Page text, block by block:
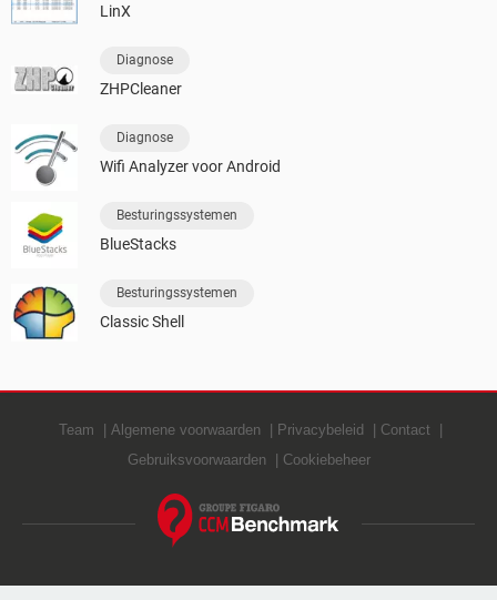
LinX
Diagnose
ZHPCleaner
Diagnose
Wifi Analyzer voor Android
Besturingssystemen
BlueStacks
Besturingssystemen
Classic Shell
Team Algemene voorwaarden Privacybeleid
Contact
Gebruiksvoorwaarden
Cookiebeheer